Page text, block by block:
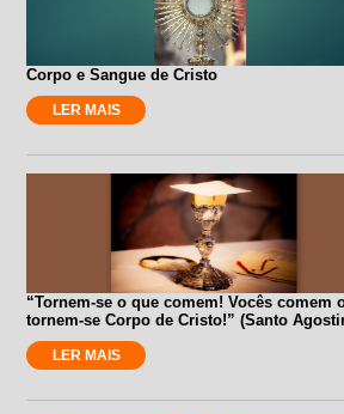
Corpo e Sangue de Cristo
LER MAIS
“Tornem-se o que comem! Vocês comem
tornem-se Corpo de Cristo!” (Santo
LER MAIS